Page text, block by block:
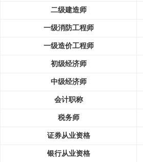
二级建造师
一级消防工程师
一级造价工程师
初级经济师
中级经济师
会计职称
税务师
证券从业资格
银行从业资格